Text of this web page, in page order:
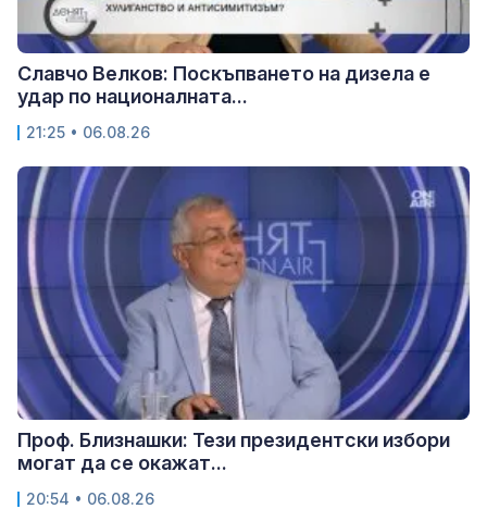
Славчо Велков: Поскъпването на дизела е
удар по националната...
21:25 • 06.08.26
Проф. Близнашки: Тези президентски избори
могат да се окажат...
20:54 • 06.08.26